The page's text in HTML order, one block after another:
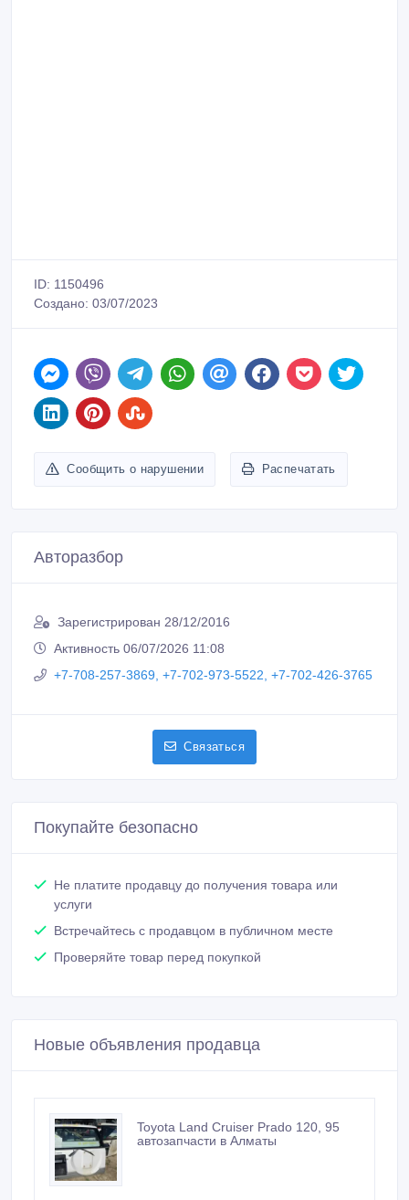
ID: 1150496
Создано: 03/07/2023
Сообщить о нарушении Распечатать
Авторазбор
Зарегистрирован 28/12/2016
Активность 06/07/2026 11:08
+7-708-257-3869, +7-702-973-5522, +7-702-426-3765
Связаться
Покупайте безопасно
Не платите продавцу до получения товара или
услуги
Встречайтесь с продавцом в публичном месте
Проверяйте товар перед покупкой
Новые объявления продавца
Toyota Land Cruiser Prado 120, 95
автозапчасти в Алматы